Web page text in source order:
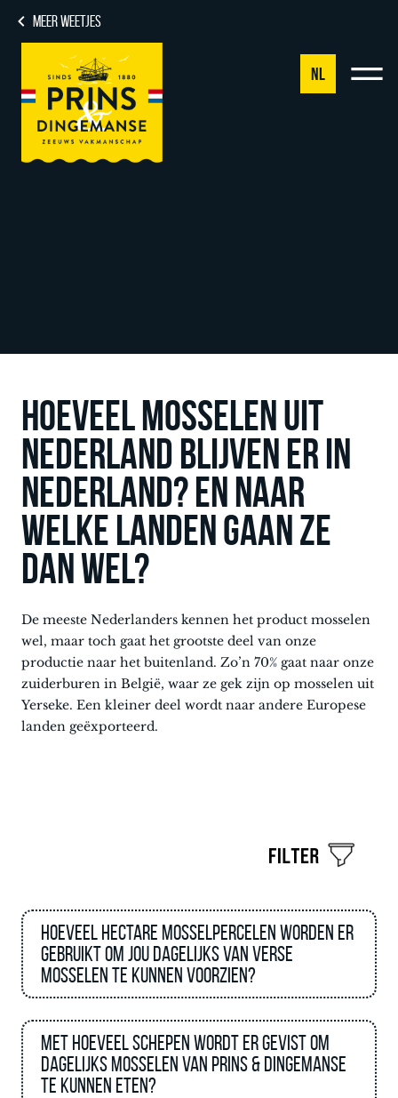
MEER WEETJES
NL
Hoeveel mosselen uit
Nederland blijven er in
Nederland? en naar
welke landen gaan ze
dan wel?
De meeste Nederlanders kennen het product mosselen
wel, maar toch gaat het grootste deel van onze
productie naar het buitenland. Zo’n 70% gaat naar onze
zuiderburen in België, waar ze gek zijn op mosselen uit
Yerseke. Een kleiner deel wordt naar andere Europese
landen geëxporteerd.
Hoeveel hectare mosselpercelen worden er
gebruikt om jou dagelijks van Verse
Mosselen te kunnen voorzien?
Met hoeveel schepen wordt er gevist om
dagelijks mosselen van Prins & Dingemanse
te kunnen eten?